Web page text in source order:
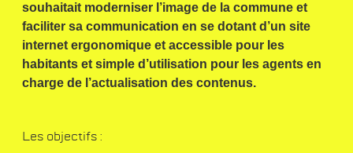
souhaitait moderniser l’image de la commune et
faciliter sa communication en se dotant d’un site
internet ergonomique et accessible pour les
habitants et simple d’utilisation pour les agents en
charge de l’actualisation des contenus.
Les objectifs :